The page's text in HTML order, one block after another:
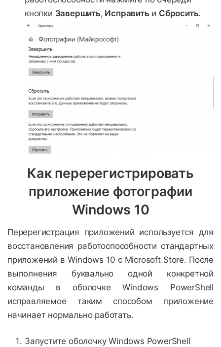
кнопки Завершить, Исправить и Сбросить.
Как перерегистрировать
приложение фотографии
Windows 10
Перерегистрация приложений используется для
восстановления работоспособности стандартных
приложений в Windows 10 с Microsoft Store. После
выполнения буквально одной конкретной
команды в оболочке Windows PowerShell
исправляемое таким способом приложение
начинает нормально работать.
Запустите оболочку Windows PowerShell